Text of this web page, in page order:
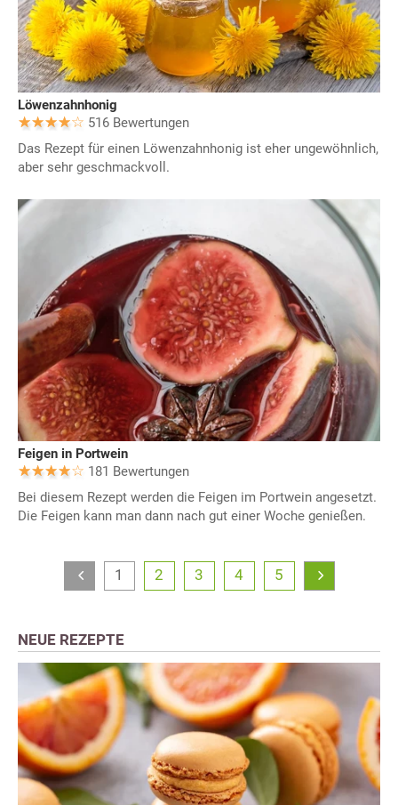
Löwenzahnhonig
516 Bewertungen
Das Rezept für einen Löwenzahnhonig ist eher ungewöhnlich,
aber sehr geschmackvoll.
Feigen in Portwein
181 Bewertungen
Bei diesem Rezept werden die Feigen im Portwein angesetzt.
Die Feigen kann man dann nach gut einer Woche genießen.
1 2 3 4 5
NEUE REZEPTE